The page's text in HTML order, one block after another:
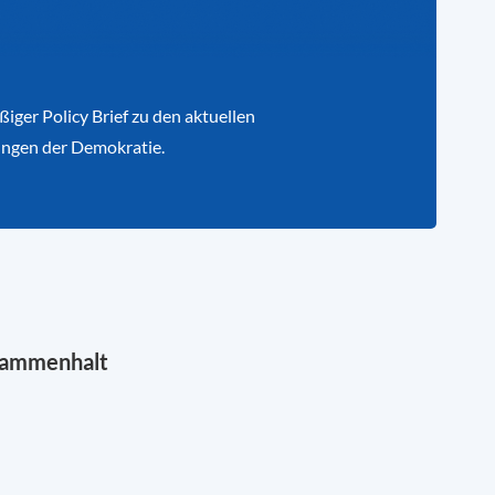
Policy Brief zu den aktuellen
der Demokratie.